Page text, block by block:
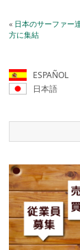
« 日本のサーファー
方に集結
ESPAÑOL
日本語